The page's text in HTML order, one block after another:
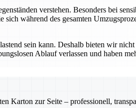
verstehen. Besonders bei
während des gesamten
sein kann. Deshalb bieten wir nicht
Ablauf verlassen und haben
Karton zur Seite – professionell,